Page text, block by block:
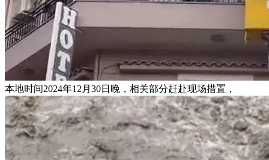
本地时间2024年12月30日晚，相关部分赶赴现场措置，